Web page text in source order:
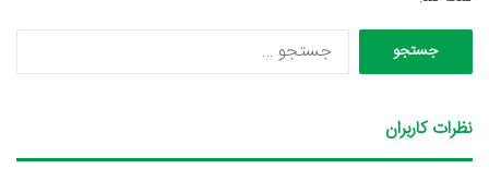
برای:
نظرات کاربران